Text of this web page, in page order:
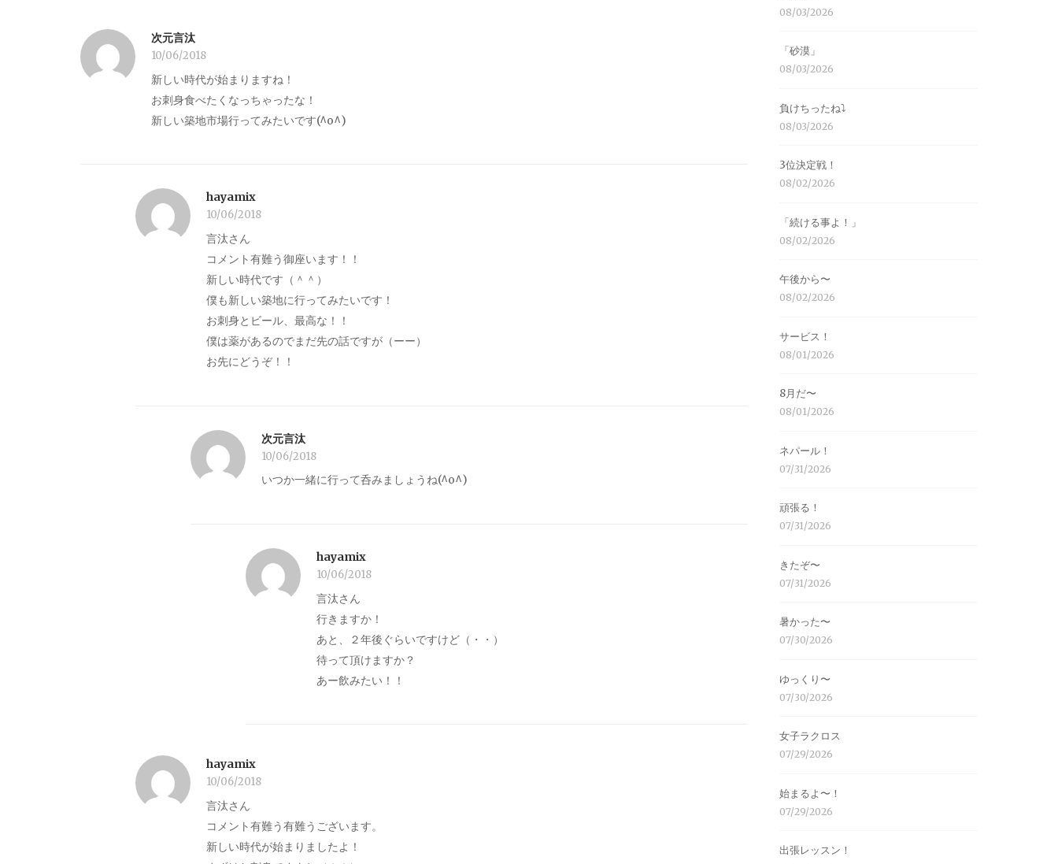
次元言汰
10/06/2018
新しい時代が始まりますね！
お刺身食べたくなっちゃったな！
新しい築地市場行ってみたいです(^o^)
hayamix
10/06/2018
言汰さん
コメント有難う御座います！！
新しい時代です（＾＾）
僕も新しい築地に行ってみたいです！
お刺身とビール、最高な！！
僕は薬があるのでまだ先の話ですが（ーー）
お先にどうぞ！！
次元言汰
10/06/2018
いつか一緒に行って呑みましょうね(^o^)
hayamix
10/06/2018
言汰さん
行きますか！
あと、２年後ぐらいですけど（・・）
待って頂けますか？
あー飲みたい！！
hayamix
10/06/2018
言汰さん
コメント有難う有難うございます。
新しい時代が始まりましたよ！
08/03/2026
「砂漠」
08/03/2026
負けちったね⤵︎
08/03/2026
3位決定戦！
08/02/2026
「続ける事よ！」
08/02/2026
午後から〜
08/02/2026
サービス！
08/01/2026
8月だ〜
08/01/2026
ネパール！
07/31/2026
頑張る！
07/31/2026
きたぞ〜
07/31/2026
暑かった〜
07/30/2026
ゆっくり〜
07/30/2026
女子ラクロス
07/29/2026
始まるよ〜！
07/29/2026
出張レッスン！